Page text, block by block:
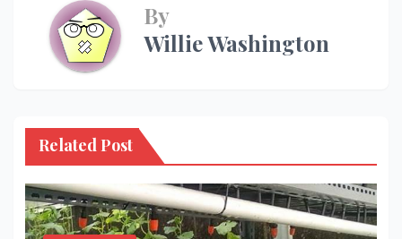
By
Willie Washington
Related Post